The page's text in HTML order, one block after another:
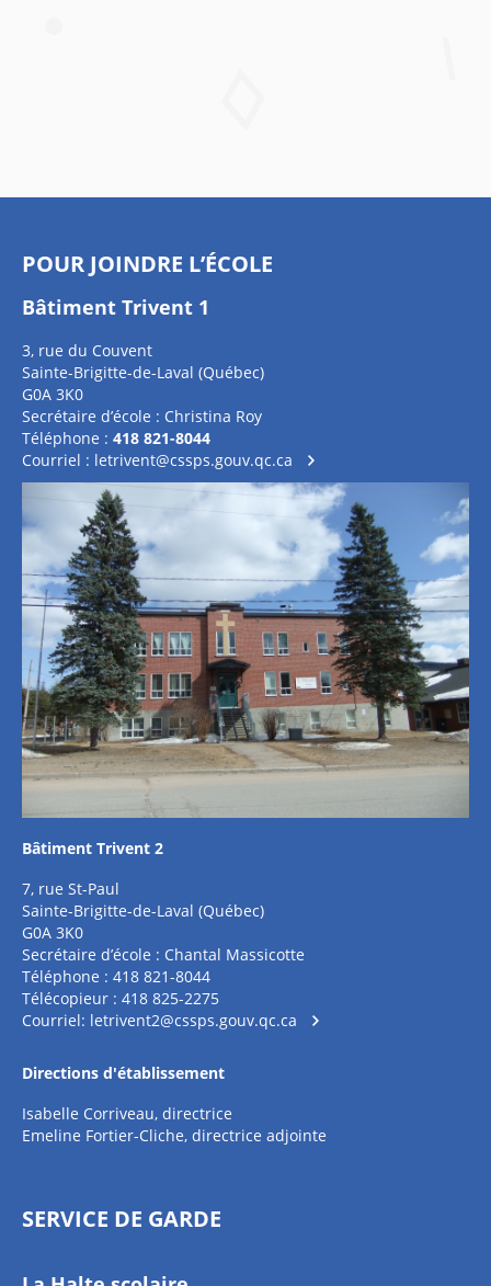
POUR JOINDRE L’ÉCOLE
Bâtiment Trivent 1
3, rue du Couvent
Sainte-Brigitte-de-Laval (Québec)
G0A 3K0
Secrétaire d’école : Christina Roy
Téléphone : 418 821-8044
Courriel : letrivent@cssps.gouv.qc.ca
Bâtiment Trivent 2
7, rue St-Paul
Sainte-Brigitte-de-Laval (Québec)
G0A 3K0
Secrétaire d’école : Chantal Massicotte
Téléphone : 418 821-8044
Télécopieur : 418 825-2275
Courriel: letrivent2@cssps.gouv.qc.ca
Directions d'établissement
Isabelle Corriveau, directrice
Emeline Fortier-Cliche, directrice adjointe
SERVICE DE GARDE